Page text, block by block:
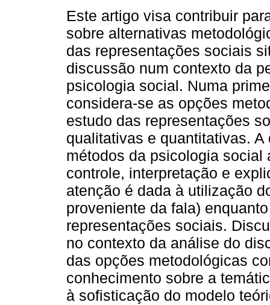
Este artigo visa contribuir
sobre alternativas
das representações sociais
discussão num contexto da
psicologia social. Numa
considera-se as opções
estudo das representações
qualitativas e quantitativas.
métodos da psicologia
controle, interpretação e
atenção é dada à utilização
proveniente da fala)
representações sociais.
no contexto da análise do
das opções metodológicas
conhecimento sobre a
à sofisticação do modelo